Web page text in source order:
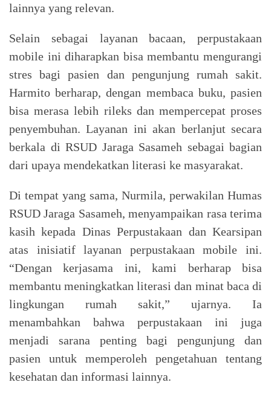
lainnya yang relevan.
Selain sebagai layanan bacaan, perpustakaan
mobile ini diharapkan bisa membantu mengurangi
stres bagi pasien dan pengunjung rumah sakit.
Harmito berharap, dengan membaca buku, pasien
bisa merasa lebih rileks dan mempercepat proses
penyembuhan. Layanan ini akan berlanjut secara
berkala di RSUD Jaraga Sasameh sebagai bagian
dari upaya mendekatkan literasi ke masyarakat.
Di tempat yang sama, Nurmila, perwakilan Humas
RSUD Jaraga Sasameh, menyampaikan rasa terima
kasih kepada Dinas Perpustakaan dan Kearsipan
atas inisiatif layanan perpustakaan mobile ini.
“Dengan kerjasama ini, kami berharap bisa
membantu meningkatkan literasi dan minat baca di
lingkungan rumah sakit,” ujarnya. Ia
menambahkan bahwa perpustakaan ini juga
menjadi sarana penting bagi pengunjung dan
pasien untuk memperoleh pengetahuan tentang
kesehatan dan informasi lainnya.